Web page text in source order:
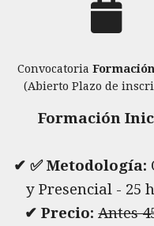
Convocatoria
(Abierto Plazo de
Formación
✔ ✅ Metodología:
y Presencial - 25
✔ Precio:Antes